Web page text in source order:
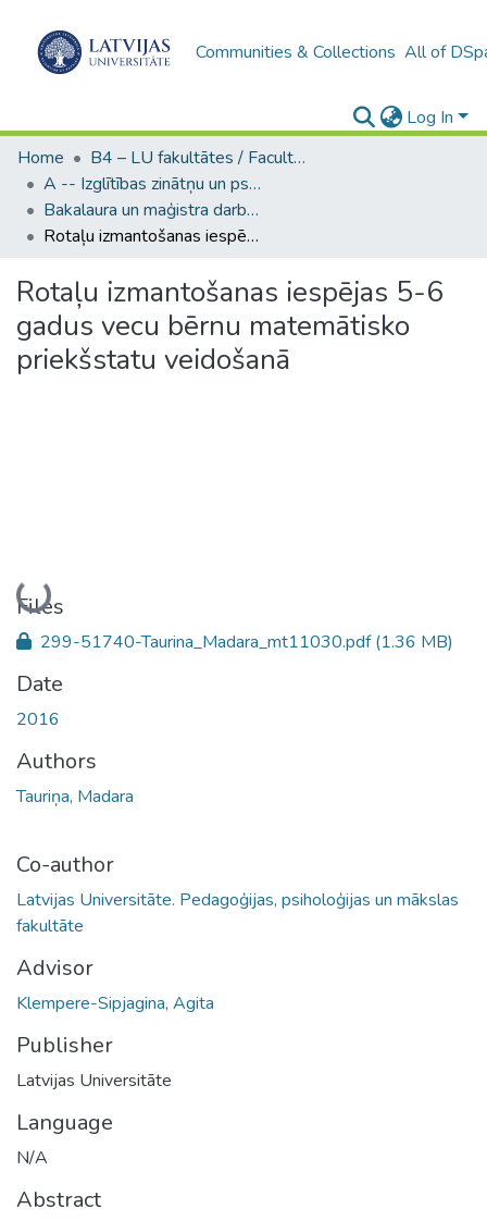
Communities & Collections All of
Log In
Home
B4 – LU fakultātes / Faculties of the UL
A -- Izglītības zinātņu un psiholoģijas fakultāte / Faculty of Education Sciences and Psychology
Bakalaura un maģistra darbi (PPMF) / Bachelor's and Master's theses
Rotaļu izmantošanas iespējas 5-6 gadus vecu bērnu matemātisko priekšstatu veidošanā
Rotaļu izmantošanas iespējas 5-6
gadus vecu bērnu matemātisko
priekšstatu veidošanā
Loading...
Files
299-51740-Taurina_Madara_mt11030.pdf(1.36 MB)
Date
2016
Authors
Tauriņa, Madara
Co-author
Latvijas Universitāte. Pedagoģijas, psiholoģijas un mākslas
fakultāte
Advisor
Klempere-Sipjagina, Agita
Publisher
Latvijas Universitāte
Language
N/A
Abstract